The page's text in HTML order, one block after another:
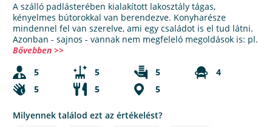
A szálló padlásterében kialakított lakosztály tágas,
kényelmes bútorokkal van berendezve. Konyharésze
mindennel fel van szerelve, ami egy családot is el tud látni.
Azonban - sajnos - vannak nem megfeleló megoldások is: pl.
Bővebben >>
5
5 5
4
5
5 5
Milyennek találod ezt az értékelést?